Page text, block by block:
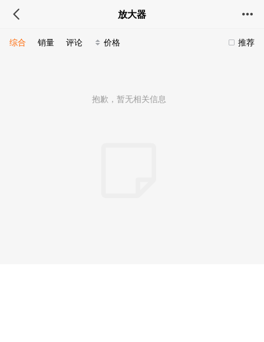
放大器
推荐
综合 销量 评论 价格
抱歉，暂无相关信息